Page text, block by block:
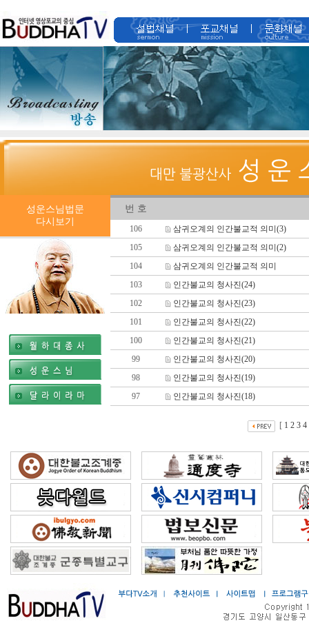
성운스님법문
다시보기
번 호
106
삼귀오계의 인간불교적 의미(3)
105
삼귀오계의 인간불교적 의미(2)
104
삼귀오계의 인간불교적 의미
103
인간불교의 청사진(24)
102
인간불교의 청사진(23)
101
인간불교의 청사진(22)
100
인간불교의 청사진(21)
99
인간불교의 청사진(20)
98
인간불교의 청사진(19)
97
인간불교의 청사진(18)
[ 1 2 3 4